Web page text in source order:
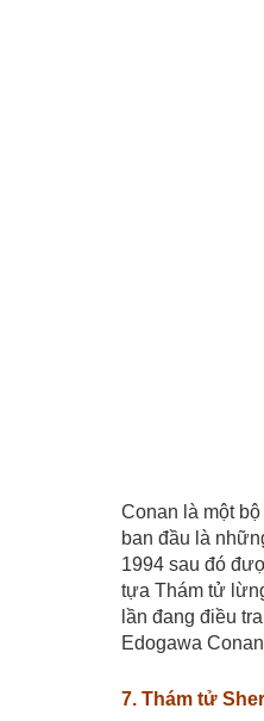
Conan là một
ban đầu là
1994 sau đó
tựa Thám tử
lần đang điều
Edogawa
7. Thám tử